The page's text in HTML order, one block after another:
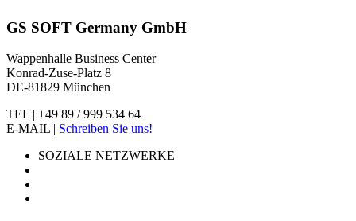
GS SOFT Germany GmbH
Wappenhalle Business Center
Konrad-Zuse-Platz 8
DE-81829 München
TEL | +49 89 / 999 534 64
E-MAIL | Schreiben Sie uns!
SOZIALE NETZWERKE